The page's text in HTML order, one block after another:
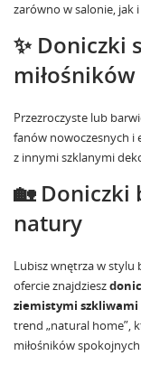
zarówno w salonie, jak
✨ Doniczki
Przezroczyste lub
fanów nowoczesnych i
z innymi szklanymi
🏡 Doniczki
natury
Lubisz wnętrza w stylu
ofercie znajdziesz
ziemistymi szkliwami
trend „natural home”,
miłośników